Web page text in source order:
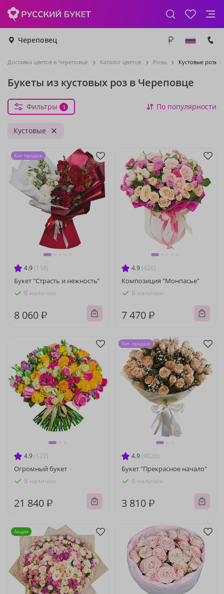
Череповец
Доставка цветов в Череповце Каталог цветов Розы Кустовые розы
Букеты из кустовых роз в Череповце
Фильтры 1 По популярности
Кустовые
4.9 (158)
Букет "Страсть и нежность"
В наличии
8 060 ₽
Хит продаж
4.9 (426)
Композиция "Монпасье"
В наличии
7 470 ₽
4.9 (127)
Огромный букет
В наличии
21 840 ₽
4.9 (4026)
Букет "Прекрасное начало"
В наличии
3 810 ₽
Хит продаж
Акция